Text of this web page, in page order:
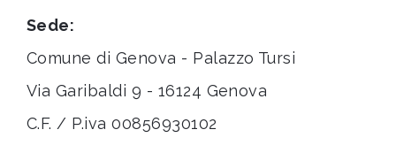
Sede:
Comune di Genova - Palazzo Tursi
Via Garibaldi 9 - 16124 Genova
C.F. / P.iva 00856930102